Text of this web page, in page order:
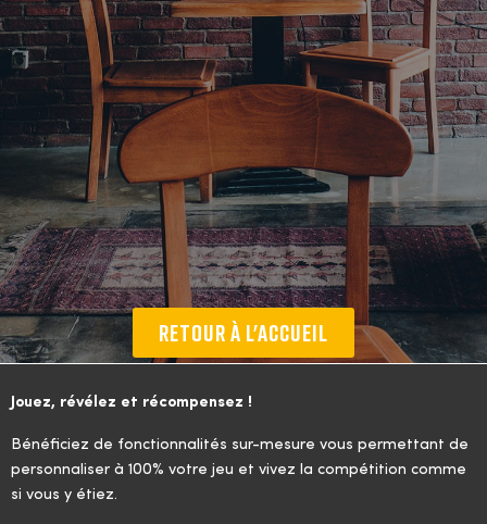
RETOUR À L'ACCUEIL
Jouez, révélez et récompensez !
Bénéficiez de fonctionnalités sur-mesure vous permettant de
personnaliser à 100% votre jeu et vivez la compétition comme
si vous y étiez.